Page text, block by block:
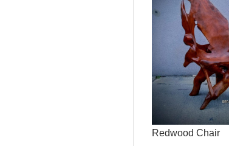
Redwood Chair